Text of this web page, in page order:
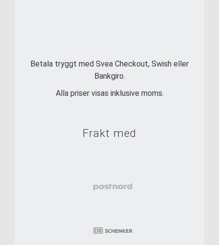
Betala tryggt med Svea Checkout, Swish eller
Bankgiro.
Alla priser visas inklusive moms.
Frakt med